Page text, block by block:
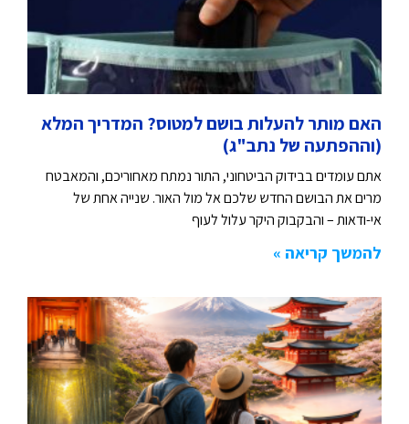
האם מותר להעלות בושם למטוס? המדריך המלא
(וההפתעה של נתב"ג)
אתם עומדים בבידוק הביטחוני, התור נמתח מאחוריכם, והמאבטח
מרים את הבושם החדש שלכם אל מול האור. שנייה אחת של
אי-ודאות – והבקבוק היקר עלול לעוף
להמשך קריאה »